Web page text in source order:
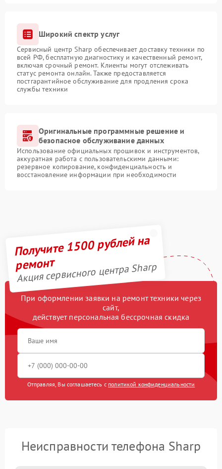
Широкий спектр услуг
Сервисный центр Sharp обеспечивает доставку техники по
всей РФ, бесплатную диагностику и качественный ремонт,
включая срочный ремонт. Клиенты могут отслеживать
статус ремонта онлайн. Также предоставляется
постгарантийное обслуживание для продления срока
службы техники
Оригинальные программные решение и
безопасное обслуживание данных
Использование официальных прошивок и инструментов,
аккуратная работа с пользовательскими данными:
резервное копирование, конфиденциальность и
восстановление информации при необходимости
Получите 1500 рублей на
ремонт
Акция сервисного центра Sharp
При оформлении заявки на ремонт техники через
сайт,
действует персональная бессрочная скидка
Отправляя, Вы соглашаетесь с политикой конфиденциальности
Неисправности телефона Sharp